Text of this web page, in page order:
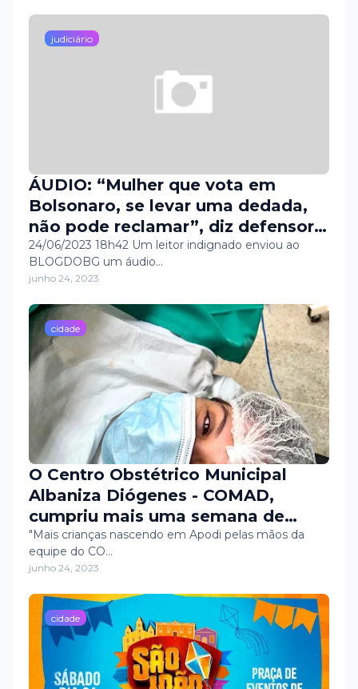
judiciário
ÁUDIO: “Mulher que vota em
Bolsonaro, se levar uma dedada,
não pode reclamar”, diz defensor
público do RN
24/06/2023 18h42 Um leitor indignado enviou ao
BLOGDOBG um áudio…
junho 24, 2023
cidade
O Centro Obstétrico Municipal
Albaniza Diógenes - COMAD,
cumpriu mais uma semana de
realização de partos cesarianas.
"Mais crianças nascendo em Apodi pelas mãos da
equipe do CO…
junho 24, 2023
cidade